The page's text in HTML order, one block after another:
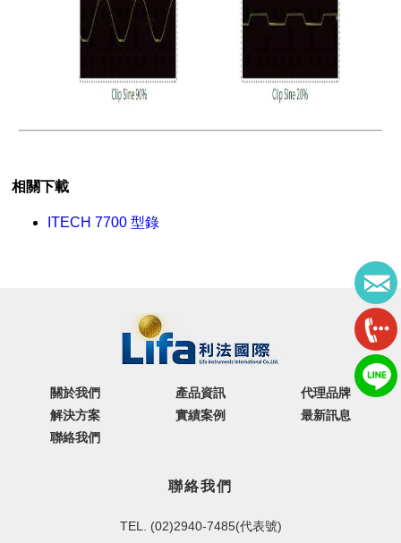
相關下載
ITECH 7700 型錄
關於我們 產品資訊
代理品牌
解決方案
實績案例
最新訊息
聯絡我們
聯絡我們
TEL. (02)2940-7485(代表號)